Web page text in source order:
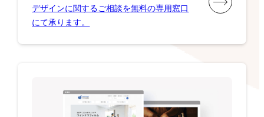
デザインに関するご相談を無料の専用窓口
にて承ります。